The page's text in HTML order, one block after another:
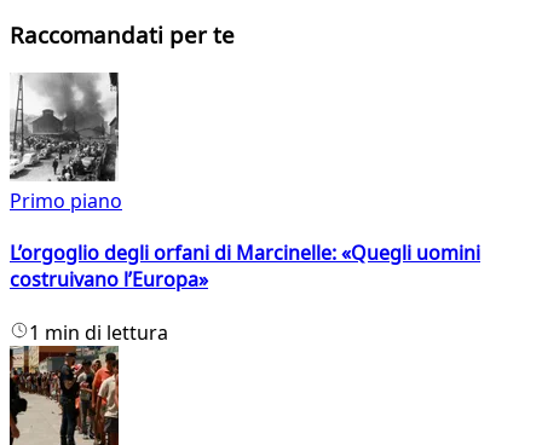
Raccomandati per te
Primo piano
L’orgoglio degli orfani di Marcinelle: «Quegli uomini
costruivano l’Europa»
1 min di lettura